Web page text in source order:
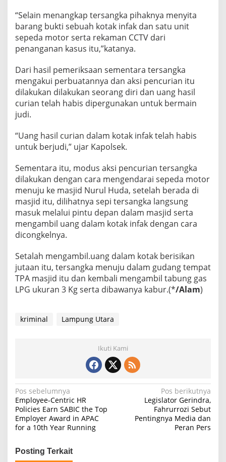
k
u
s
P
o
i
s
“Selain menangkap tersangka pihaknya menyita
barang bukti sebuah kotak infak dan satu unit
sepeda motor serta rekaman CCTV dari
penanganan kasus itu,”katanya.
Dari hasil pemeriksaan sementara tersangka
mengakui perbuatannya dan aksi pencurian itu
dilakukan dilakukan seorang diri dan uang hasil
curian telah habis dipergunakan untuk bermain
judi.
“Uang hasil curian dalam kotak infak telah habis
untuk berjudi,” ujar Kapolsek.
Sementara itu, modus aksi pencurian tersangka
dilakukan dengan cara mengendarai sepeda motor
menuju ke masjid Nurul Huda, setelah berada di
masjid itu, dilihatnya sepi tersangka langsung
masuk melalui pintu depan dalam masjid serta
mengambil uang dalam kotak infak dengan cara
dicongkelnya.
Setalah mengambil.uang dalam kotak berisikan
jutaan itu, tersangka menuju dalam gudang tempat
TPA masjid itu dan kembali mengambil tabung gas
LPG ukuran 3 Kg serta dibawanya kabur.(*/Alam)
kriminal Lampung Utara
Ikuti Kami
N
a
v
g
Pos sebelumnya
Employee-Centric HR
Policies Earn SABIC the Top
Employer Award in APAC
for a 10th Year Running
Pos berikutnya
Legislator Gerindra,
Fahrurrozi Sebut
Pentingnya Media dan
Peran Pers
Posting Terkait